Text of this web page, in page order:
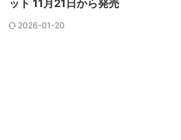
ット 11月21日から発売
2026-01-20